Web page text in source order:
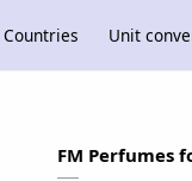
Countries Unit
FM Perfumes